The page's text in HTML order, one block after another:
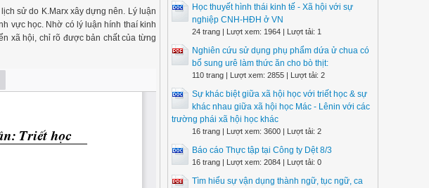
sử do K.Marx xây dựng nên. Lý luận
vực học. Nhờ có lý luận hính thaí kinh
xã hội, chỉ rõ được bản chất của từng
Học thuyết hình thái kinh tế - Xã hội với sự
nghiệp CNH-HĐH ở VN
24 trang | Lượt xem: 1964 | Lượt tải: 1
Nghiên cứu sử dụng phụ phẩm dứa ử chua có
bổ sung urê làm thức ăn cho bò thịt:
110 trang | Lượt xem: 2855 | Lượt tải: 2
Sự khác biệt giữa xã hội học với triết học & sự
khác nhau giữa xã hội học Mác - Lênin với các
trường phái xã hội học khác
16 trang | Lượt xem: 3600 | Lượt tải: 2
Báo cáo Thực tập tại Công ty Dệt 8/3
16 trang | Lượt xem: 2084 | Lượt tải: 0
Tìm hiểu sự vận dụng thành ngữ, tục ngữ, ca